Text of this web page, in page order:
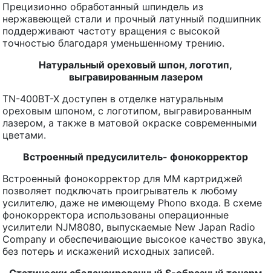
Прецизионно обработанный шпиндель из
нержавеющей стали и прочный латунный подшипник
поддерживают частоту вращения с высокой
точностью благодаря уменьшенному трению.
Натуральный ореховый шпон, логотип,
выгравированным лазером
TN-400BT-X доступен в отделке натуральным
ореховым шпоном, с логотипом, выгравированным
лазером, а также в матовой окраске современными
цветами.
Встроенный предусилитель- фонокорректор
Встроенный фонокорректор для MM картриджей
позволяет подключать проигрыватель к любому
усилителю, даже не имеющему Phono входа. В схеме
фонокорректора использованы операционные
усилители NJM8080, выпускаемые New Japan Radio
Company и обеспечивающие высокое качество звука,
без потерь и искажений исходных записей.